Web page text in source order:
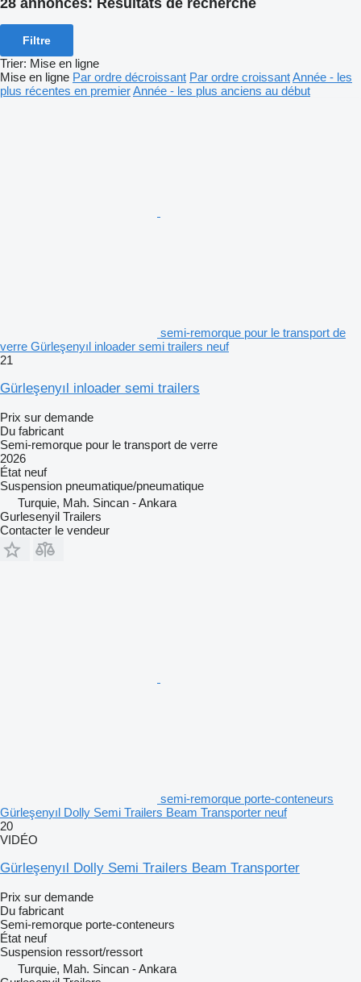
28 annonces: Résultats de recherche
Filtre
Trier: Mise en ligne
Mise en ligne Par ordre décroissant Par ordre croissantAnnée - les
plus récentes en premierAnnée - les plus anciens au début
semi-remorque pour le transport de
verre Gürleşenyıl inloader semi trailers neuf
21
Gürleşenyıl inloader semi trailers
Prix sur demande
Du fabricant
Semi-remorque pour le transport de verre
2026
État neuf
Suspension pneumatique/pneumatique
Turquie, Mah. Sincan - Ankara
Gurlesenyil Trailers
Contacter le vendeur
semi-remorque porte-conteneurs
Gürleşenyıl Dolly Semi Trailers Beam Transporter neuf
20
VIDÉO
Gürleşenyıl Dolly Semi Trailers Beam Transporter
Prix sur demande
Du fabricant
Semi-remorque porte-conteneurs
État neuf
Suspension ressort/ressort
Turquie, Mah. Sincan - Ankara